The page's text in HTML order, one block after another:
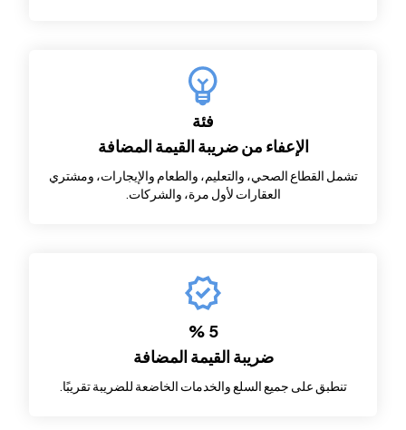
فئة
الإعفاء من ضريبة القيمة المضافة
تشمل القطاع الصحي، والتعليم، والطعام والإيجارات، ومشتري
العقارات لأول مرة، والشركات.
5 %
ضريبة القيمة المضافة
تنطبق على جميع السلع والخدمات الخاضعة للضريبة تقريبًا.